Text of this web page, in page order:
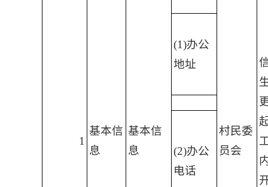
1
基本信
息
基本信
息
村民委
员会
(1)办公
地址
(2)办公
电话